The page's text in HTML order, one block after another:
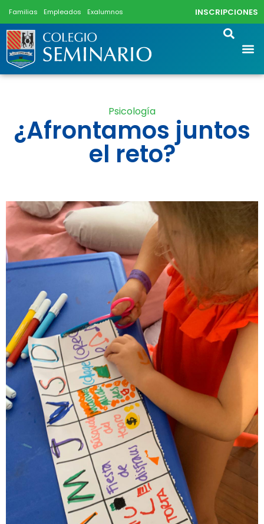
Familias Empleados Exalumnos INSCRIPCIONES
Psicología
¿Afrontamos juntos
el reto?